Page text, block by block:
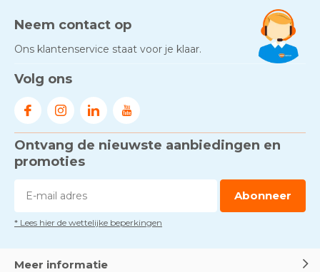
Neem contact op
Ons klantenservice staat voor je klaar.
Volg ons
Ontvang de nieuwste aanbiedingen en
promoties
Abonneer
* Lees hier de wettelijke beperkingen
Meer informatie